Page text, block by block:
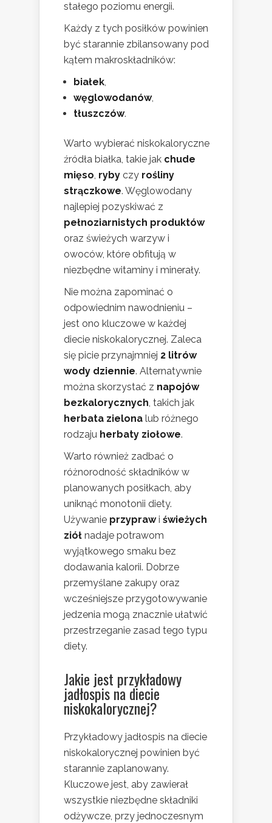
stałego poziomu energii.
Każdy z tych posiłków powinien
być starannie zbilansowany pod
kątem makroskładników:
białek,
węglowodanów,
tłuszczów.
Warto wybierać niskokaloryczne
źródła białka, takie jak chude
mięso, ryby czy rośliny
strączkowe. Węglowodany
najlepiej pozyskiwać z
pełnoziarnistych produktów
oraz świeżych warzyw i
owoców, które obfitują w
niezbędne witaminy i minerały.
Nie można zapominać o
odpowiednim nawodnieniu –
jest ono kluczowe w każdej
diecie niskokalorycznej. Zaleca
się picie przynajmniej 2 litrów
wody dziennie. Alternatywnie
można skorzystać z napojów
bezkalorycznych, takich jak
herbata zielona lub różnego
rodzaju herbaty ziołowe.
Warto również zadbać o
różnorodność składników w
planowanych posiłkach, aby
uniknąć monotonii diety.
Używanie przyprawi świeżych
ziół nadaje potrawom
wyjątkowego smaku bez
dodawania kalorii. Dobrze
przemyślane zakupy oraz
wcześniejsze przygotowywanie
jedzenia mogą znacznie ułatwić
przestrzeganie zasad tego typu
diety.
Jakie jest przykładowy
jadłospis na diecie
niskokalorycznej?
Przykładowy jadłospis na diecie
niskokalorycznej powinien być
starannie zaplanowany.
Kluczowe jest, aby zawierał
wszystkie niezbędne składniki
odżywcze, przy jednoczesnym